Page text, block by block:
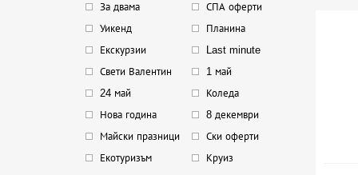
За двама
СПА оферти
Уикенд
Планина
Екскурзии
Last minute
Свети Валентин
1 май
24 май
Коледа
Нова година
8 декември
Майски празници
Ски оферти
Екотуризъм
Круиз